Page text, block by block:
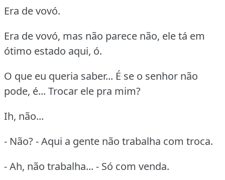
Era de vovó.
Era de vovó, mas não parece não, ele tá em
ótimo estado aqui, ó.
O que eu queria saber... É se o senhor não
pode, é... Trocar ele pra mim?
Ih, não...
- Não? - Aqui a gente não trabalha com troca.
- Ah, não trabalha... - Só com venda.